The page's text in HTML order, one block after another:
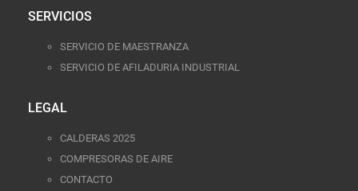
SERVICIOS
SERVICIO DE MAESTRANZA
SERVICIO DE AFILADURIA INDUSTRIAL
LEGAL
CALDERAS 2025
COMPRESORAS DE AIRE
CONTACTO